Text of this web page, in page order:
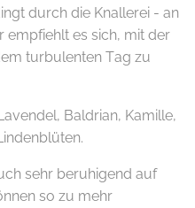
durch die Knallerei - an
empfiehlt es sich, mit der
turbulenten Tag zu
Baldrian, Kamille,
sehr beruhigend auf
so zu mehr